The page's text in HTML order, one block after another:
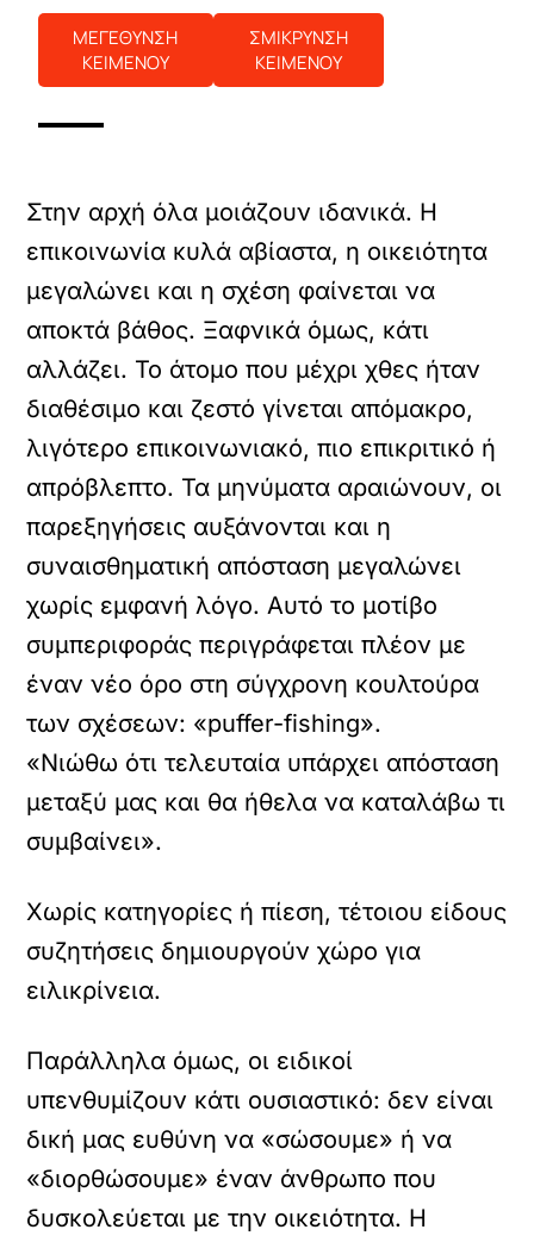
ΜΕΓΕΘΥΝΣΗ
ΚΕΙΜΕΝΟΥ
ΣΜΙΚΡΥΝΣΗ
ΚΕΙΜΕΝΟΥ
Στην αρχή όλα μοιάζουν ιδανικά. Η
επικοινωνία κυλά αβίαστα, η οικειότητα
μεγαλώνει και η σχέση φαίνεται να
αποκτά βάθος. Ξαφνικά όμως, κάτι
αλλάζει. Το άτομο που μέχρι χθες ήταν
διαθέσιμο και ζεστό γίνεται απόμακρο,
λιγότερο επικοινωνιακό, πιο επικριτικό ή
απρόβλεπτο. Τα μηνύματα αραιώνουν, οι
παρεξηγήσεις αυξάνονται και η
συναισθηματική απόσταση μεγαλώνει
χωρίς εμφανή λόγο. Αυτό το μοτίβο
συμπεριφοράς περιγράφεται πλέον με
έναν νέο όρο στη σύγχρονη κουλτούρα
των σχέσεων: «puffer-fishing».
«Νιώθω ότι τελευταία υπάρχει απόσταση
μεταξύ μας και θα ήθελα να καταλάβω τι
συμβαίνει».
Χωρίς κατηγορίες ή πίεση, τέτοιου είδους
συζητήσεις δημιουργούν χώρο για
ειλικρίνεια.
Παράλληλα όμως, οι ειδικοί
υπενθυμίζουν κάτι ουσιαστικό: δεν είναι
δική μας ευθύνη να «σώσουμε» ή να
«διορθώσουμε» έναν άνθρωπο που
δυσκολεύεται με την οικειότητα. Η